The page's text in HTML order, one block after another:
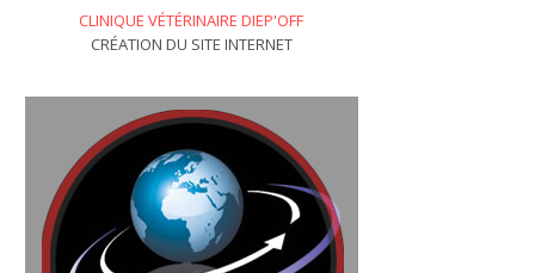
CLINIQUE VÉTÉRINAIRE DIEP'OFF
CRÉATION DU SITE INTERNET